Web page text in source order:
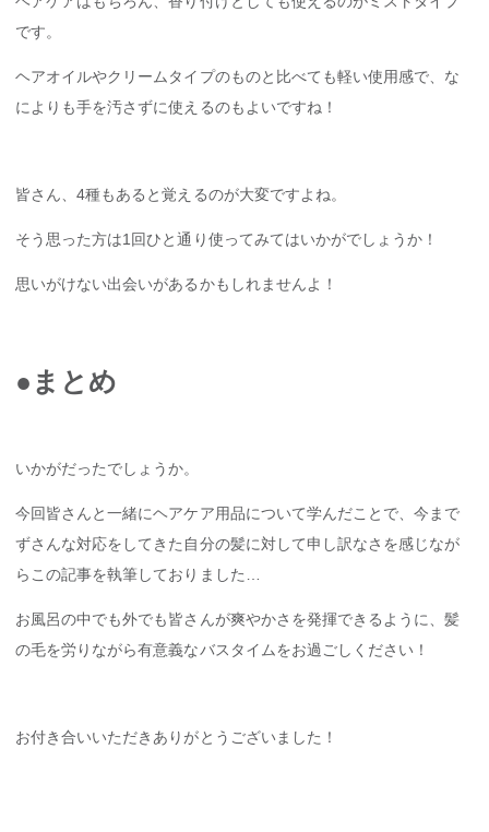
です。
ヘアオイルやクリームタイプのものと比べても軽い使用感で、な
によりも手を汚さずに使えるのもよいですね！
皆さん、4種もあると覚えるのが大変ですよね。
そう思った方は1回ひと通り使ってみてはいかがでしょうか！
思いがけない出会いがあるかもしれませんよ！
●まとめ
いかがだったでしょうか。
今回皆さんと一緒にヘアケア用品について学んだことで、今まで
ずさんな対応をしてきた自分の髪に対して申し訳なさを感じなが
らこの記事を執筆しておりました…
お風呂の中でも外でも皆さんが爽やかさを発揮できるように、髪
の毛を労りながら有意義なバスタイムをお過ごしください！
お付き合いいただきありがとうございました！